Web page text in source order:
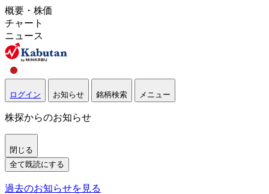
概要・株価
チャート
ニュース
ログイン お知らせ 銘柄検索 メニュー
株探からのお知らせ
閉じる
全て既読にする
過去のお知らせを見る